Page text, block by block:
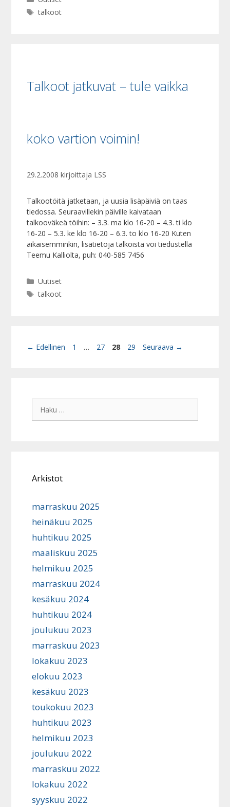
Avainsanat
talkoot
Talkoot jatkuvat – tule vaikka
koko vartion voimin!
29.2.2008 kirjoittaja LSS
Talkootöitä jatketaan, ja uusia lisäpäiviä on taas
tiedossa. Seuraavillekin päiville kaivataan
talkooväkeä töihin: – 3.3. ma klo 16-20 – 4.3. ti klo
16-20 – 5.3. ke klo 16-20 – 6.3. to klo 16-20 Kuten
aikaisemminkin, lisätietoja talkoista voi tiedustella
Teemu Kalliolta, puh: 040-585 7456
Kategoriat
Uutiset
Avainsanat
talkoot
← Edellinen Sivu
1 … Sivu
27 Sivu
28 Sivu
29 Seuraava →
Haku:
Arkistot
marraskuu 2025
heinäkuu 2025
huhtikuu 2025
maaliskuu 2025
helmikuu 2025
marraskuu 2024
kesäkuu 2024
huhtikuu 2024
joulukuu 2023
marraskuu 2023
lokakuu 2023
elokuu 2023
kesäkuu 2023
toukokuu 2023
huhtikuu 2023
helmikuu 2023
joulukuu 2022
marraskuu 2022
lokakuu 2022
syyskuu 2022